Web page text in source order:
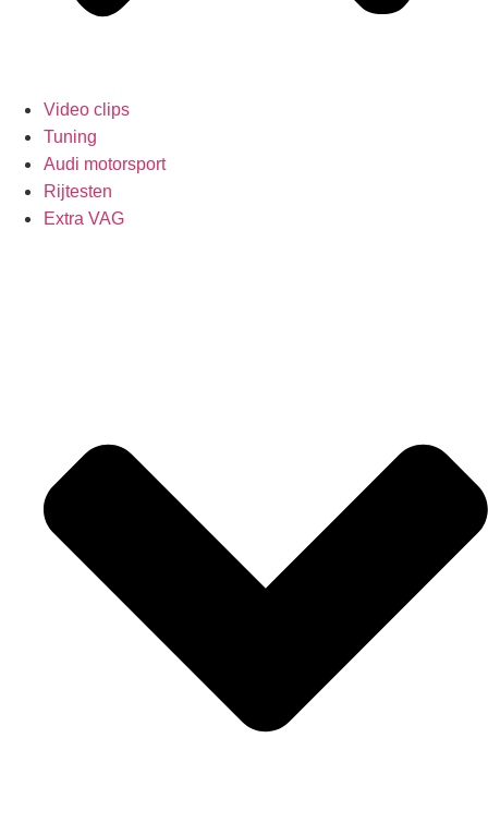
Video clips
Tuning
Audi motorsport
Rijtesten
Extra VAG